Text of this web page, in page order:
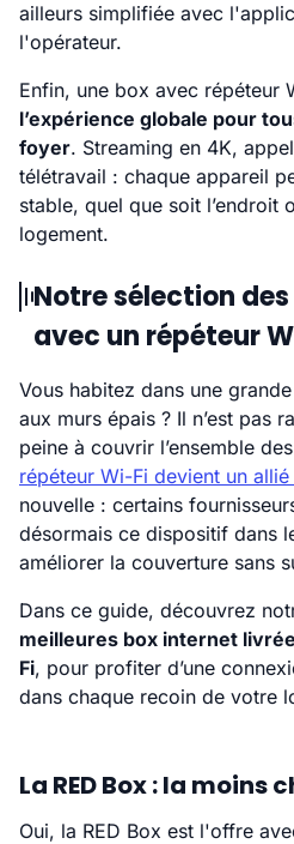
ailleurs simplifiée avec
l'opérateur.
Enfin, une box avec répéteur
l’expérience globale pour
foyer. Streaming en 4K,
télétravail : chaque appareil
stable, quel que soit l’endroit
logement.
Notre sélection
avec un répéteur
Vous habitez dans une
aux murs épais ? Il n’est pas
peine à couvrir l’ensemble
répéteur Wi-Fi devient un
nouvelle : certains
désormais ce dispositif dans
améliorer la couverture sans
Dans ce guide, découvrez
meilleures box internet
Fi, pour profiter d’une
dans chaque recoin de votre
La RED Box : la moins
Oui, la RED Box est l'offre